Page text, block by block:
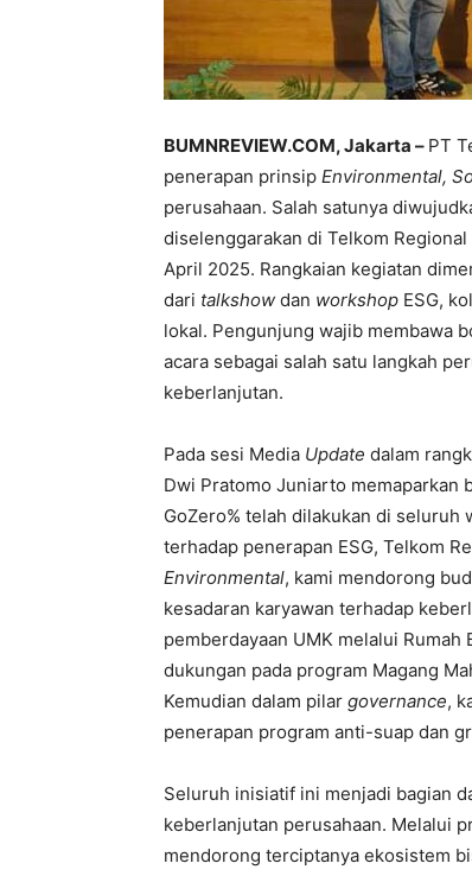
BUMNREVIEW.COM, Jakarta – PT
penerapan prinsip Environmental,
perusahaan. Salah satunya
diselenggarakan di Telkom
April 2025. Rangkaian kegiatan
dari talkshow dan workshop ESG,
lokal. Pengunjung wajib membawa
acara sebagai salah satu langkah
keberlanjutan.
Pada sesi Media Update dalam
Dwi Pratomo Juniarto memaparkan
GoZero% telah dilakukan di seluruh
terhadap penerapan ESG, Telkom
Environmental, kami mendorong
kesadaran karyawan terhadap
pemberdayaan UMK melalui
dukungan pada program Magang
Kemudian dalam pilar governance,
penerapan program anti-suap dan
Seluruh inisiatif ini menjadi bagian
keberlanjutan perusahaan. Melalui
mendorong terciptanya ekosistem